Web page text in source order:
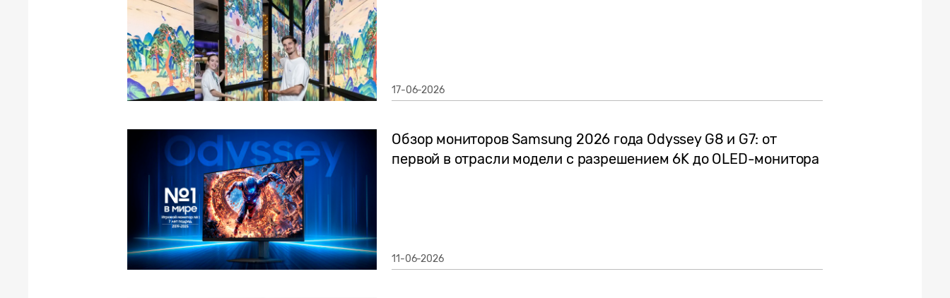
17-06-2026
Обзор мониторов Samsung 2026 года Odyssey G8 и G7: от
первой в отрасли модели с разрешением 6K до OLED-монитора
11-06-2026